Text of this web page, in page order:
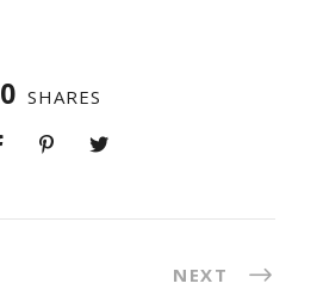
0 SHARES
NEXT